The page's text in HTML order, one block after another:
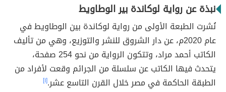
نبذة عن رواية لوكاندة بير الوطاويط
نُشرت الطبعة الأولى من رواية لوكاندة بين الوطاويط في
عام 2020م، عن دار الشروق للنشر والتوزيع، وهي من تأليف
الكاتب أحمد مراد، وتتكون الرواية من نحو 254 صفحة،
يتحدث فيها الكاتب عن سلسلة من الجرائم وقعت لأفراد من
الطبقة الحاكمة في مصر خلال القرن التاسع عشر.[١]